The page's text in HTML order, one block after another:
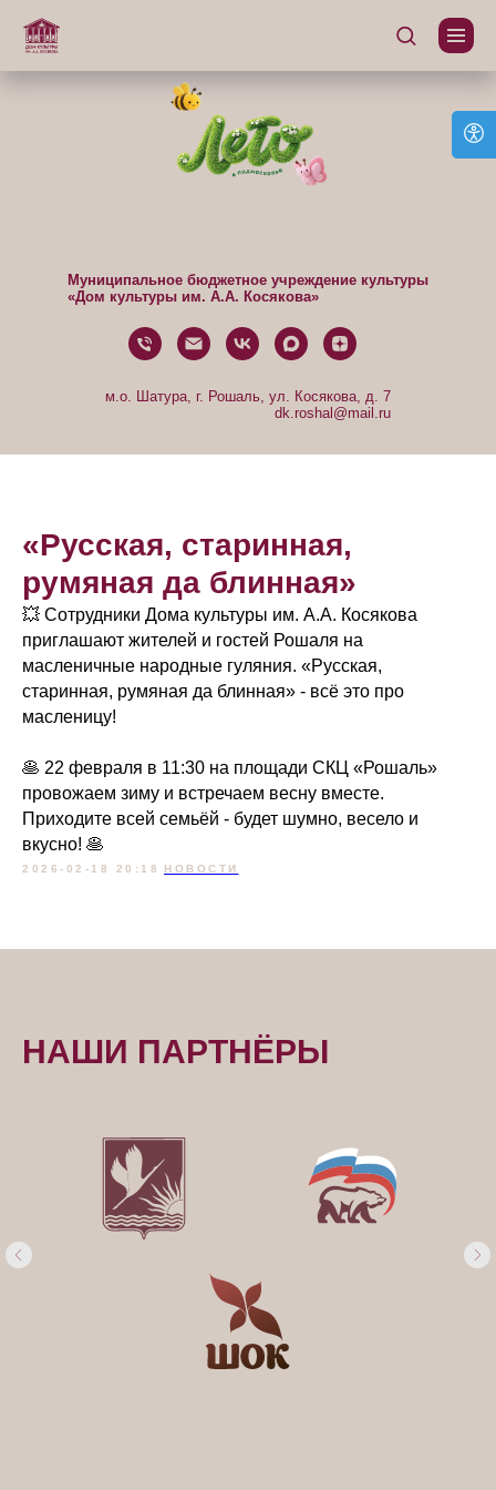
Муниципальное бюджетное учреждение культуры
«Дом культуры им. А.А. Косякова»
м.о. Шатура, г. Рошаль, ул. Косякова, д. 7
dk.roshal@mail.ru
«Русская, старинная,
румяная да блинная»
💥 Сотрудники Дома культуры им. А.А. Косякова
приглашают жителей и гостей Рошаля на
масленичные народные гуляния. «Русская,
старинная, румяная да блинная» - всё это про
масленицу!
🥞 22 февраля в 11:30 на площади СКЦ «Рошаль»
провожаем зиму и встречаем весну вместе.
Приходите всей семьёй - будет шумно, весело и
вкусно! 🥞
2026-02-18 20:18 НОВОСТИ
НАШИ ПАРТНЁРЫ